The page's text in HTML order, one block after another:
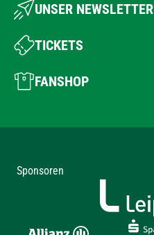
UNSER NEWSLETTER
TICKETS
FANSHOP
Sponsoren